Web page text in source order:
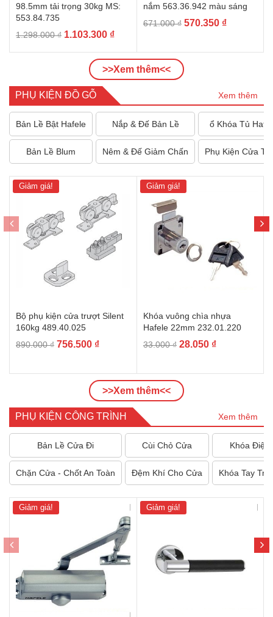
98.5mm tải trọng 30kg MS:
553.84.735
1.298.000₫ Giá
1.298.000 ₫.
1.103.300 ₫Giá
tại
là:
nắm 563.36.942 màu sáng
671.000₫ Giá
570.350 ₫Giá
>>Xem thêm<<
PHỤ KIỆN ĐỒ GỖ Xem thêm
Bản Lề Bật Hafele
Bản Lề Blum
Nắp & Đế Bản Lề
Nêm & Đế Giảm Chấn
ổ Khóa Tủ
Phụ Kiện Cửa
Giảm giá!
Bộ phụ kiện cửa trượt Silent
160kg 489.40.025
890.000₫ Giá
890.000 ₫.
756.500 ₫Giá
là:
756.500 ₫.
Giảm giá!
Khóa vuông chìa nhựa
Hafele 22mm 232.01.220
33.000₫ Giá
33.000 ₫.
28.050 ₫Giá
>>Xem thêm<<
PHỤ KIỆN CÔNG TRÌNH Xem thêm
Bản Lề Cửa Đi
Chặn Cửa - Chốt An Toàn
Cùi Chỏ Cửa
Đệm Khí Cho Cửa
Khóa Điện
Khóa Tay
Giảm giá! Giảm giá!